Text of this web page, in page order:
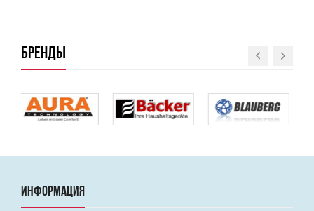
БРЕНДЫ
ИНФОРМАЦИЯ